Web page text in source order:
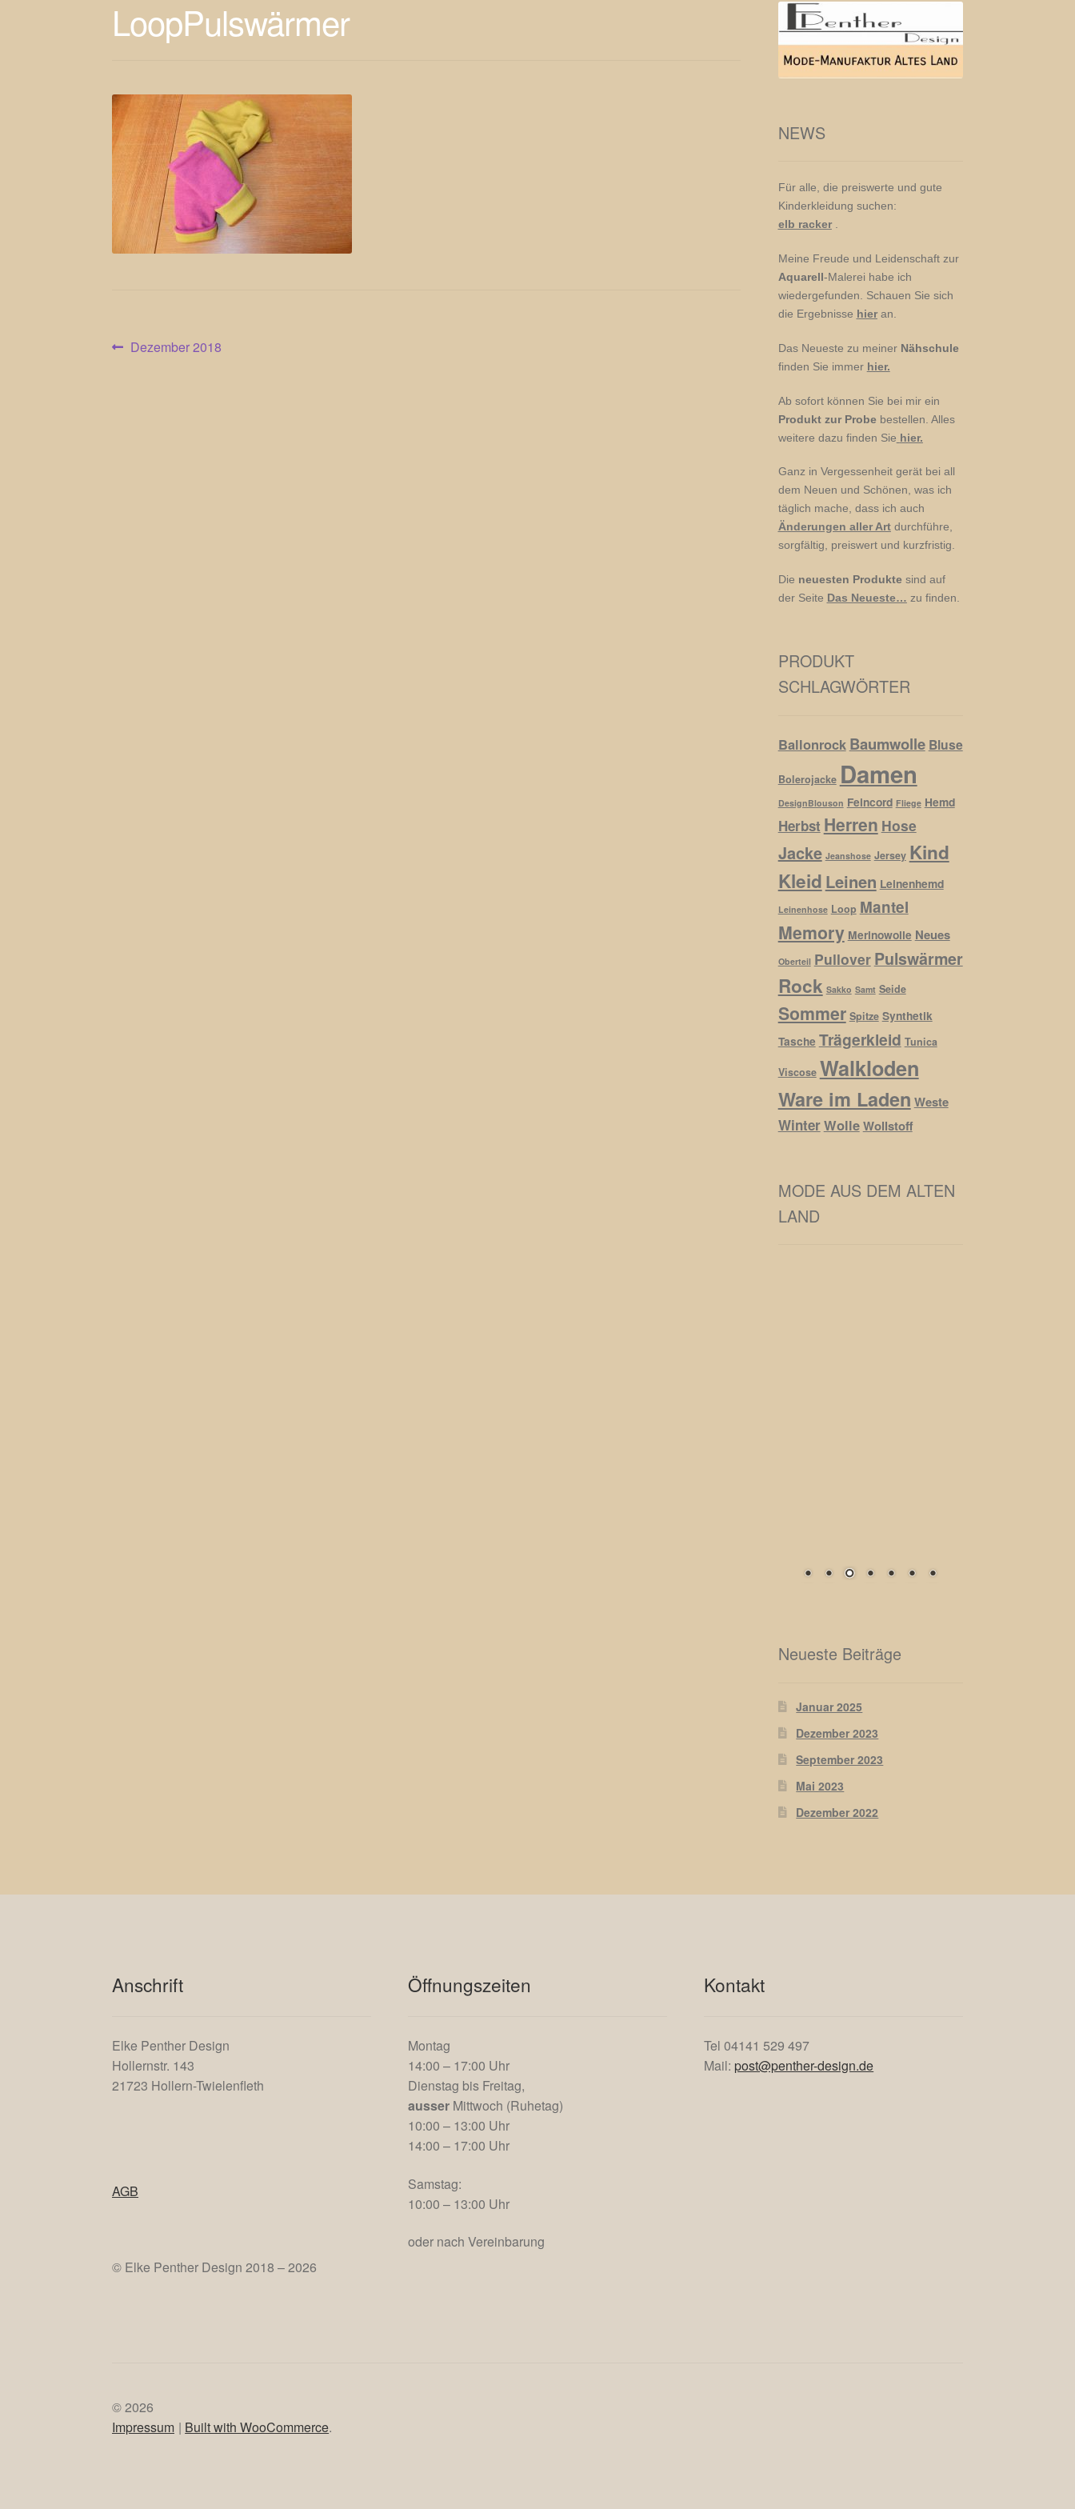
LoopPulswärmer
Beitragsnavigation
Vorheriger
Dezember 2018
NEWS
Für alle, die preiswerte und gute
Kinderkleidung suchen:
elb racker.
Meine Freude und Leidenschaft zur
Aquarell-Malerei habe ich
wiedergefunden. Schauen Sie sich
die Ergebnisse hieran.
Das Neueste zu meiner Nähschule
finden Sie immer hier.
Ab sofort können Sie bei mir ein
Produkt zur Probebestellen. Alles
weitere dazu finden Sie hier.
Ganz in Vergessenheit gerät bei all
dem Neuen und Schönen, was ich
täglich mache, dass ich auch
Änderungen aller Artdurchführe,
sorgfältig, preiswert und kurzfristig.
Die neuesten Produktesind auf
der Seite Das Neueste… zu finden.
PRODUKT
SCHLAGWÖRTER
Ballonrock Baumwolle Bluse
Bolerojacke Damen
DesignBlouson Feincord Fliege Hemd
Herbst Herren Hose
Jacke Jeanshose Jersey Kind
Kleid Leinen Leinenhemd
Leinenhose Loop Mantel
Memory Merinowolle Neues
Oberteil Pullover Pulswärmer
Rock Sakko Samt Seide
Sommer Spitze Synthetik
Tasche Trägerkleid Tunica
Viscose Walkloden
Ware im Laden Weste
WinterWolleWollstoff
MODE AUS DEM ALTEN
LAND
Neueste Beiträge
Januar 2025
Dezember 2023
September 2023
Mai 2023
Dezember 2022
Anschrift
Elke Penther Design
Hollernstr. 143
21723 Hollern-Twielenfleth
AGB
© Elke Penther Design 2018 – 2026
Öffnungszeiten
Montag
14:00 – 17:00 Uhr
Dienstag bis Freitag,
ausser Mittwoch (Ruhetag)
10:00 – 13:00 Uhr
14:00 – 17:00 Uhr
Samstag:
10:00 – 13:00 Uhr
oder nach Vereinbarung
Kontakt
Tel 04141 529 497
Mail: post@penther-design.de
© 2026
Impressum
Built with WooCommerce.